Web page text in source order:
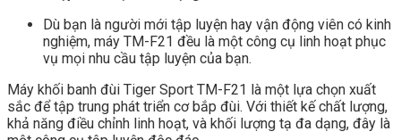
Dù bạn là người mới tập luyện hay vận động viên có kinh
nghiệm, máy TM-F21 đều là một công cụ linh hoạt phục
vụ mọi nhu cầu tập luyện của bạn.
Máy khối banh đùi Tiger Sport TM-F21 là một lựa chọn xuất
sắc để tập trung phát triển cơ bắp đùi. Với thiết kế chất lượng,
khả năng điều chỉnh linh hoạt, và khối lượng tạ đa dạng, đây là